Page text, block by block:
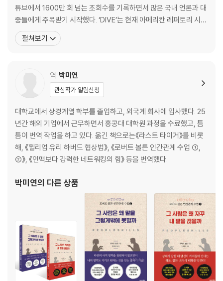
를 구축하고자 했습니다. 이 이야기는 실제 역사에서 영감을 받았지만, 등
장인물과 줄거리는 허구입니다. 주인공 승과 은지의 여정은 본래 저희 조
부모님의 이야기이지만, 《라스트 타이거》는 저희의 상상력에서 피어난 독
창적인 이야기입니다.”
미국에서 책이 출간된 후 아마존 분야 베스트셀러 1위, 〈뉴욕 타임스〉 베스
트셀러, 미국 공영라디오 방송(NPR) ‘2025년 우리가 사랑하는 책’에 선
정되는 등 많은 독자들에게 사랑받았으며, 출간 1년도 채 되지 않아 현재까
지 7개국 언어로 번역 출간이 예정되어 있다. 또 미국의 유명 작가와 여러
매체에서 아낌없는 찬사를 보냈는데, 〈뉴욕 타임스〉 베스트셀러 1위 작가
인 클로이 공(Chloe Gong)은 “이 매혹적인 작품에 푹 빠져 보세요. 최고
의 판타지를 선사합니다.”라고 추천하기도 했다. 한편, 독자들은 한결같이
표지의 아름다움에 대해 언급하는데, 한복을 입은 여자의 강렬한 얼굴과
꽃을 모두 담은 화려한 색채의 일러스트와 신비롭게 반짝거리는 느낌은 책
튜브에서 1600만 회 넘는 조회수를 기록하면서 많은 국내 언론과 대
중들에게 주목받기 시작했다. ‘DIVE’는 현재 아메리칸 레퍼토리 시어
터(AMERICAN REPERTORY THEATER)에서 뮤지컬로 제작 중이
다. 2022년 뮤지컬 작사·작곡 부문 ‘프레드엡 상(FRED EBB AWAR
펼쳐보기
역 박미연
관심작가 알림신청
대학교에서 상경계열 학부를 졸업하고, 외국계 회사에 입사했다. 25
년간 해외 기업에서 근무하면서 홍콩대 대학원 과정을 수료했고, 틈
틈이 번역 작업을 하고 있다. 옮긴 책으로는《라스트 타이거》를 비롯
해, 《윌리엄 유리 하버드 협상법》, 《로버트 볼튼 인간관계 수업 ①,
②》, 《인맥보다 강력한 네트워킹의 힘》 등을 번역했다.
박미연의 다른 상품